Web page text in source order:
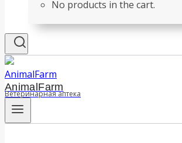
No products in the cart.
AnimalFarm
Ветеринарная аптека